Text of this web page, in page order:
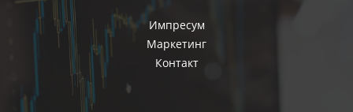
Импресум
Маркетинг
Контакт